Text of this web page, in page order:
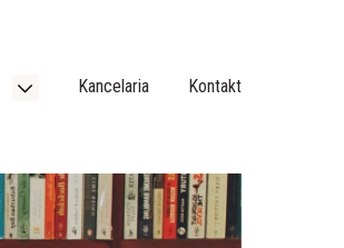
Kancelaria Kontakt